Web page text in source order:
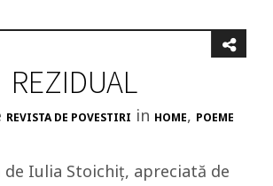
REZIDUAL
REVISTA DE POVESTIRI in HOME, POEME
de Iulia Stoichiț, apreciată de